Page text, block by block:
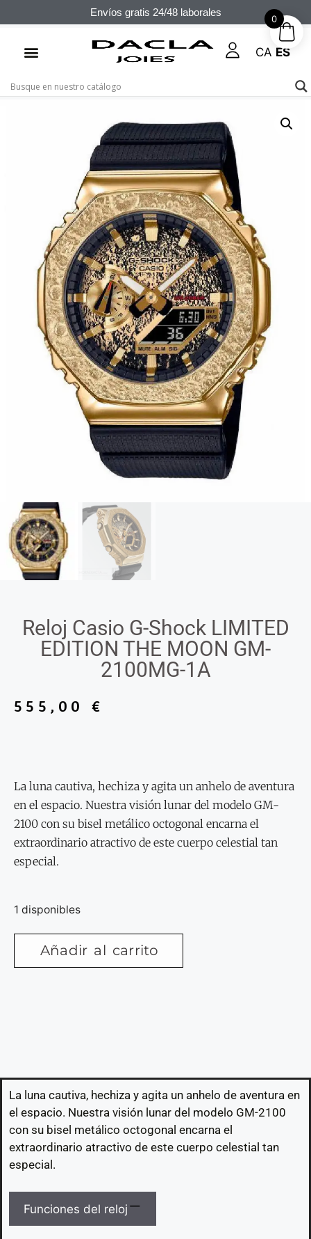
Envíos gratis 24/48 laborales
CA ES
Reloj Casio G-Shock LIMITED
EDITION THE MOON GM-
2100MG-1A
555,00 €
La luna cautiva, hechiza y agita un anhelo de aventura
en el espacio. Nuestra visión lunar del modelo GM-
2100 con su bisel metálico octogonal encarna el
extraordinario atractivo de este cuerpo celestial tan
especial.
1 disponibles
Añadir al carrito
La luna cautiva, hechiza y agita un anhelo de aventura en
el espacio. Nuestra visión lunar del modelo GM-2100
con su bisel metálico octogonal encarna el
extraordinario atractivo de este cuerpo celestial tan
especial.
Funciones del reloj
0